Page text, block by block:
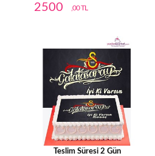
2500 ,00 TL
Teslim Süresi 2 Gün